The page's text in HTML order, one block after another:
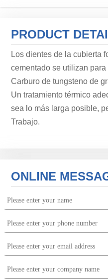
PRODUCT
Los dientes de la cubierta
cementado se utilizan para
Carburo de tungsteno de
Un tratamiento térmico
sea lo más larga posible,
Trabajo.
ONLINE